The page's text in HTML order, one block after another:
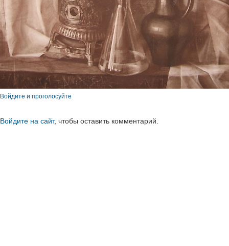
Войдите и проголосуйте
Войдите на сайт, чтобы оставить комментарий.